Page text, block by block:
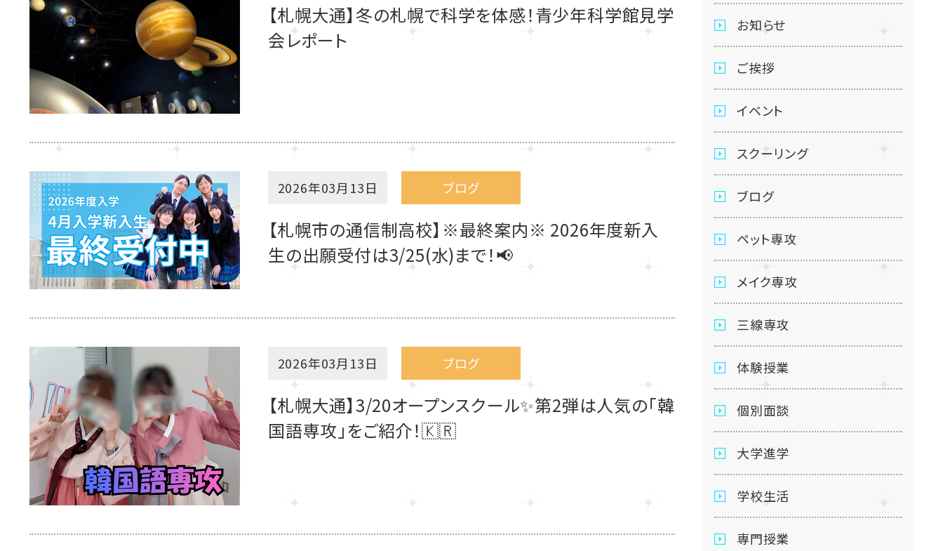
【札幌大通】冬の札幌で科学を体感！青少年科学館見学
会レポート
2026年03月13日 ブログ
【札幌市の通信制高校】※最終案内※ 2026年度新入
生の出願受付は3/25(水)まで！📢
2026年03月13日 ブログ
【札幌大通】3/20オープンスクール✨第2弾は人気の「韓
国語専攻」をご紹介！🇰🇷
お知らせ
ご挨拶
イベント
スクーリング
ブログ
ペット専攻
メイク専攻
三線専攻
体験授業
個別面談
大学進学
学校生活
専門授業